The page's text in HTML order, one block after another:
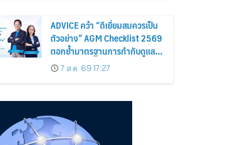
ADVICE คว้า “ดีเยี่ยมสมควรเป็น
ตัวอย่าง” AGM Checklist 2569
ตอกย้ำมาตรฐานการกำกับดูแล
กิจการที่ดี
7 ส.ค. 69 17:27